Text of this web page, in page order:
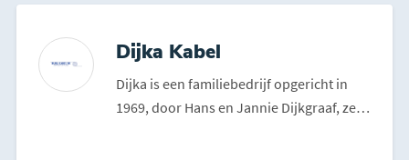
Dijka Kabel
Dijka is een familiebedrijf opgericht in
1969, door Hans en Jannie Dijkgraaf, ze